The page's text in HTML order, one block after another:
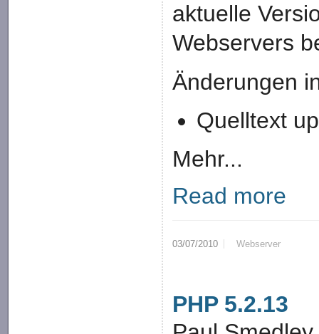
aktuelle
Webservers
Änderungen
Quelltext
Mehr...
Read more
03/07/2010 Webserver
PHP 5.2.13